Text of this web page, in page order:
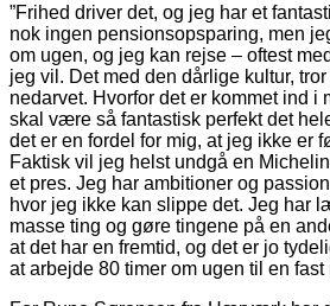
”Frihed driver det, og jeg har et
nok ingen pensionsopsparing, men
om ugen, og jeg kan rejse – oftest
jeg vil. Det med den dårlige kultur,
nedarvet. Hvorfor det er kommet ind i
skal være så fantastisk perfekt det
det er en fordel for mig, at jeg ikke er
Faktisk vil jeg helst undgå en
et pres. Jeg har ambitioner og
hvor jeg ikke kan slippe det. Jeg har
masse ting og gøre tingene på en
at det har en fremtid, og det er jo
at arbejde 80 timer om ugen til en